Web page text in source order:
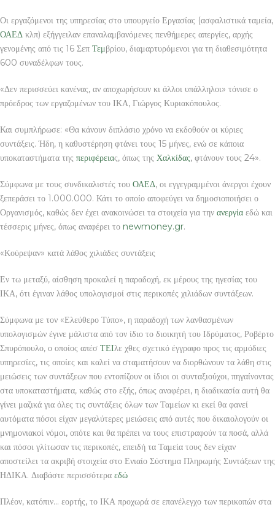
Οι εργαζόμενοι της υπηρεσίας στο υπουργείο Εργασίας (ασφαλιστικά ταμεία,
ΟΑΕΔ κλπ) εξήγγειλαν επαναλαμβανόμενες πενθήμερες απεργίες, αρχής
γενομένης από τις 16 Σεπ Τεμβρίου, διαμαρτυρόμενοι για τη διαθεσιμότητα
600 συναδέλφων τους.
«Δεν περισσεύει κανένας, αν αποχωρήσουν κι άλλοι υπάλληλοι» τόνισε ο
πρόεδρος των εργαζομένων του ΙΚΑ, Γιώργος Κυριακόπουλος.
Και συμπλήρωσε: «Θα κάνουν διπλάσιο χρόνο να εκδοθούν οι κύριες
συντάξεις. Ήδη, η καθυστέρηση φτάνει τους 15 μήνες, ενώ σε κάποια
υποκαταστήματα της περιφέρειας, όπως της Χαλκίδας, φτάνουν τους 24».
Σύμφωνα με τους συνδικαλιστές του ΟΑΕΔ, οι εγγεγραμμένοι άνεργοι έχουν
ξεπεράσει το 1.000.000. Κάτι το οποίο αποφεύγει να δημοσιοποιήσει ο
Οργανισμός, καθώς δεν έχει ανακοινώσει τα στοιχεία για την ανεργία εδώ και
τέσσερις μήνες, όπως αναφέρει το newmoney.gr.
«Κούρεψαν» κατά λάθος χιλιάδες συντάξεις
Εν τω μεταξύ, αίσθηση προκαλεί η παραδοχή, εκ μέρους της ηγεσίας του
ΙΚΑ, ότι έγιναν λάθος υπολογισμοί στις περικοπές χιλιάδων συντάξεων.
Σύμφωνα με τον «Ελεύθερο Τύπο», η παραδοχή των λανθασμένων
υπολογισμών έγινε μάλιστα από τον ίδιο το διοικητή του Ιδρύματος, Ροβέρτο
Σπυρόπουλο, ο οποίος απέσ ΤΕΙλε χθες σχετικό έγγραφο προς τις αρμόδιες
υπηρεσίες, τις οποίες και καλεί να σταματήσουν να διορθώνουν τα λάθη στις
μειώσεις των συντάξεων που εντοπίζουν οι ίδιοι οι συνταξιούχοι, πηγαίνοντας
στα υποκαταστήματα, καθώς στο εξής, όπως αναφέρει, η διαδικασία αυτή θα
γίνει μαζικά για όλες τις συντάξεις όλων των Ταμείων κι εκεί θα φανεί
αυτόματα πόσοι είχαν μεγαλύτερες μειώσεις από αυτές που δικαιολογούν οι
μνημονιακοί νόμοι, οπότε και θα πρέπει να τους επιστραφούν τα ποσά, αλλά
και πόσοι γλίτωσαν τις περικοπές, επειδή τα Ταμεία τους δεν είχαν
αποστείλει τα ακριβή στοιχεία στο Ενιαίο Σύστημα Πληρωμής Συντάξεων της
ΗΔΙΚΑ. Διαβάστε περισσότερα εδώ
Πλέον, κατόπιν… εορτής, το ΙΚΑ προχωρά σε επανέλεγχο των περικοπών στα